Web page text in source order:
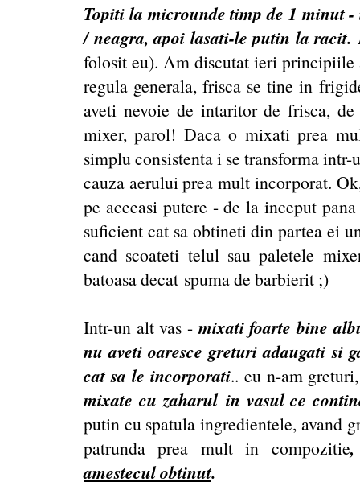
Topiti la microunde timp de 1 minut
/ neagra, apoi lasati-le putin la
folosit eu). Am discutat ieri principiile
regula generala, frisca se tine in
aveti nevoie de intaritor de frisca,
mixer, parol! Daca o mixati prea
simplu consistenta i se transforma
cauza aerului prea mult incorporat.
pe aceeasi putere - de la inceput
suficient cat sa obtineti din partea ei
cand scoateti telul sau paletele
batoasa decat spuma de barbierit ;)
Intr-un alt vas -mixati foarte bine
nu aveti oaresce greturi adaugati si
cat sa le incorporati.. eu n-am
mixate cu zaharul in vasul ce
putin cu spatula ingredientele, avand
patrunda prea mult in compozitie
amestecul obtinut.